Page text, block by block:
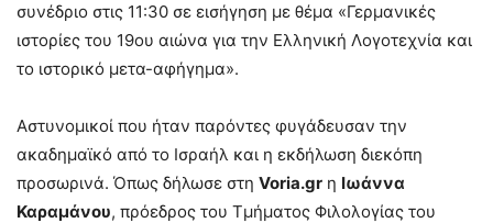
συνέδριο στις 11:30 σε εισήγηση με θέμα «Γερμανικές
ιστορίες του 19ου αιώνα για την Ελληνική Λογοτεχνία και
το ιστορικό μετα-αφήγημα».
Αστυνομικοί που ήταν παρόντες φυγάδευσαν την
ακαδημαϊκό από το Ισραήλ και η εκδήλωση διεκόπη
προσωρινά. Όπως δήλωσε στη Voria.gr η Ιωάννα
Καραμάνου, πρόεδρος του Τμήματος Φιλολογίας του